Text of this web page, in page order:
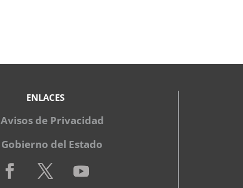
ENLACES
Avisos de Privacidad
Gobierno del Estado